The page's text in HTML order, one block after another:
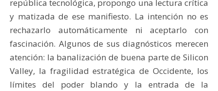
república tecnológica, propongo una lectura crítica
y matizada de ese manifiesto. La intención no es
rechazarlo automáticamente ni aceptarlo con
fascinación. Algunos de sus diagnósticos merecen
atención: la banalización de buena parte de Silicon
Valley, la fragilidad estratégica de Occidente, los
límites del poder blando y la entrada de la